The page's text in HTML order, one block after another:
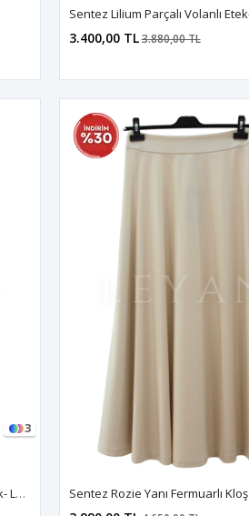
3.400,00 TL3.880,00 TL
3
Sentez Rozie Yanı Fermuarlı Kloş Etek- LYN04596 Lacivert